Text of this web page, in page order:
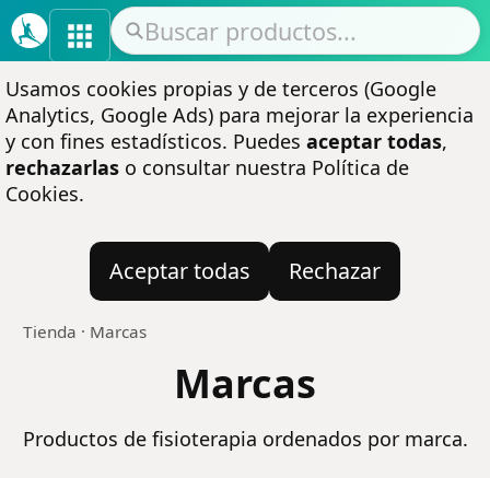
Usamos cookies propias y de terceros (Google
Analytics, Google Ads) para mejorar la experiencia
y con fines estadísticos. Puedes aceptar todas,
rechazarlaso consultar nuestra Política de
Cookies.
Aceptar todas Rechazar
Tienda · Marcas
Marcas
Productos de fisioterapia ordenados por marca.